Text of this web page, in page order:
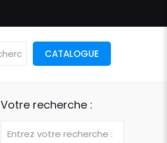
CATALOGUE
Votre recherche :